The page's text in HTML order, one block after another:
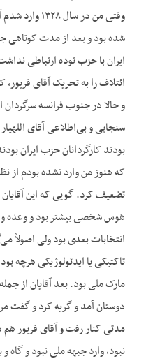
وقتی من در
شده بود و بعد از مدت کوتاهی
ایران با حزب توده ارتباطی
ائتلاف را به تحریک آقای
و حالا در جنوب فرانسه
سنجابی و بی‌اطلاعی آقای
بودند کارگردانان حزب ایران
که هنوز من وارد نشده بودم از
تضعیف کرد. گویی که این آقایان
هوس شخصی بیشتر بود و وعده و
انتخابات بعدی بود ولی اصولاً
تاکتیکی یا ایدئولوژیکی هرچه
مارک ملی بود. بعد آقایان از
دوستان آمد و گریه کرد و گفت
مدتی کنار رفت و آقای فریور هم
نبود، وارد جبهه ملی نبود و گاه